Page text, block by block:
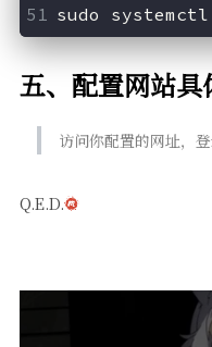
sudo
五、配置网站具
访问你配置的网址，
Q.E.D.